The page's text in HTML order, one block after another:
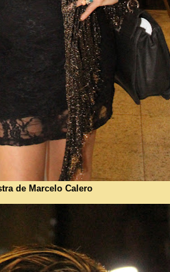
de Marcelo Calero